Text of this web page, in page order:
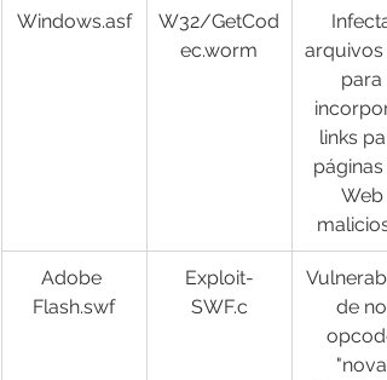
Windows.asf
W32/GetCod
ec.worm
Infecta
arquivos
para
links
páginas
Web
Adobe
Flash.swf
Exploit-
SWF.c
de no
"nova